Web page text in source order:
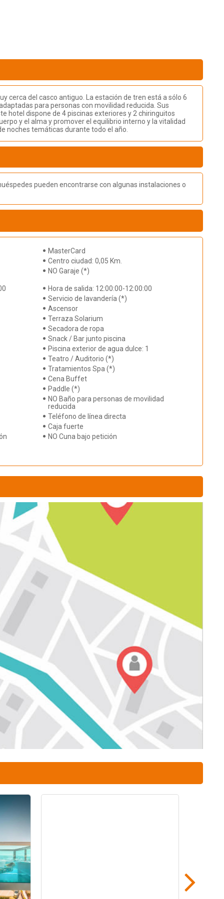
cerca del casco antiguo. La estación de tren está a sólo 6
para personas con movilidad reducida. Sus
hotel dispone de 4 piscinas exteriores y 2 chiringuitos
y el alma y promover el equilibrio interno y la vitalidad
noches temáticas durante todo el año.
pueden encontrarse con algunas instalaciones o
MasterCard
Centro ciudad: 0,05 Km.
NO Garaje (*)
Hora de salida: 12:00:00-12:00:00
Servicio de lavandería (*)
Ascensor
Terraza Solarium
Secadora de ropa
Snack / Bar junto piscina
Piscina exterior de agua dulce: 1
Teatro / Auditorio (*)
Tratamientos Spa (*)
Cena Buffet
Paddle (*)
NO Baño para personas de movilidad
reducida
Teléfono de línea directa
Caja fuerte
NO Cuna bajo petición